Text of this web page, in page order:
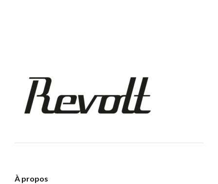
À propos